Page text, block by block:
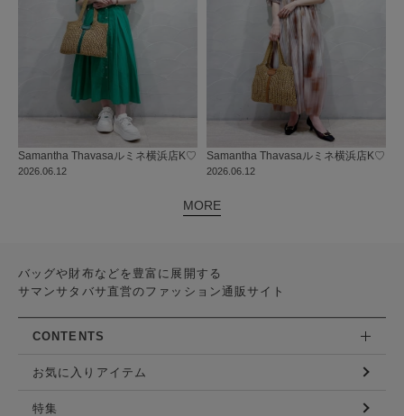
2026.06.12
Samantha Thavasa ルミネ横浜店K♡
2026.06.12
Samantha Thavasa ルミネ横浜店K♡
MORE
バッグや財布などを豊富に展開する
サマンサタバサ直営のファッション通販サイト
CONTENTS
お気に入りアイテム
特集